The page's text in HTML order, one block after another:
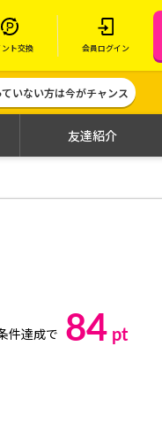
ント交換 会員ログイン
いない方は今がチャンス
友達紹介
件達成で 84 pt